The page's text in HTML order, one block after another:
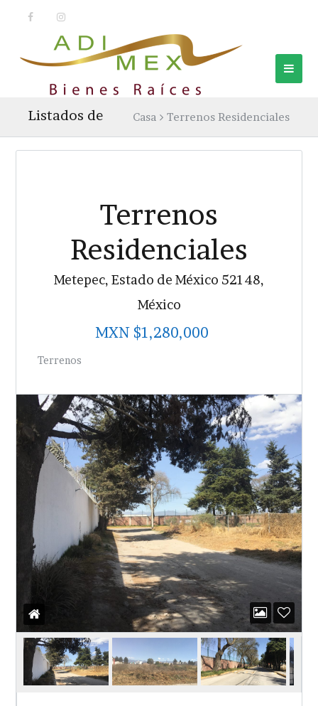
Listados de Casa Terrenos Residenciales
Terrenos
Residenciales
Metepec, Estado de México 52148,
México
MXN $1,280,000
Terrenos